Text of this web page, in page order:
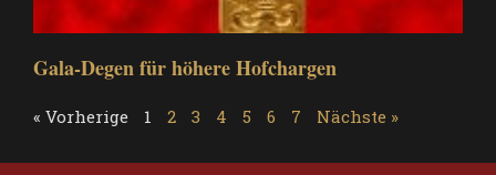
Gala-Degen für höhere Hofchargen
« Vorherige 1 2 3 4 5 6 7 Nächste »